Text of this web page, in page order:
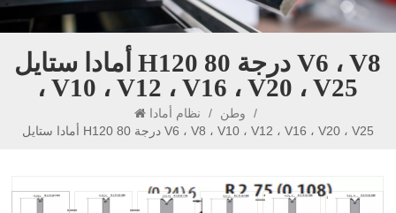
أمادا ستايل H120 80 درجة V6 ، V8
، V10 ، V12 ، V16 ، V20 ، V25
وطن / نظام أمادا
/
أمادا ستايل H120 80 درجة V6 ، V8 ، V10 ، V12 ، V16 ، V20 ، V25